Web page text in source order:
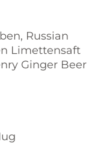
Russian
Limettensaft
Ginger Beer